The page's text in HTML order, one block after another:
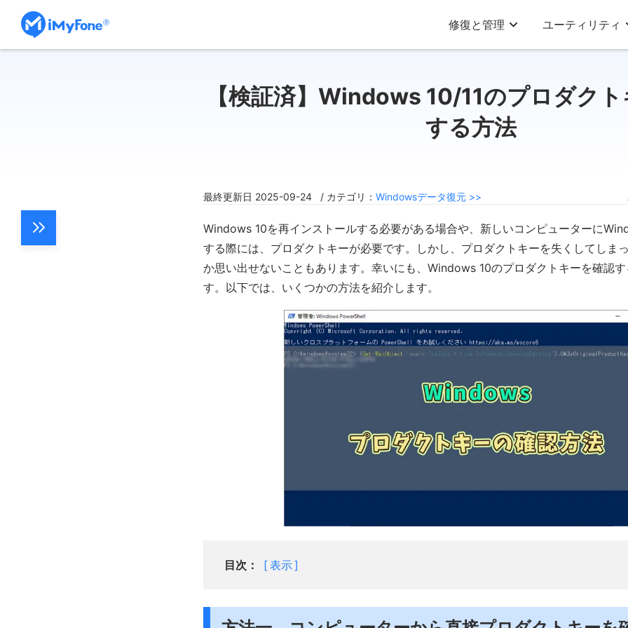
修復と管理 ユーティリティ
【検証済】Windows 10/11のプロダク
する方法
最終更新日 2025-09-24 / カテゴリ： Windowsデータ復元 >>
Windows 10を再インストールする必要がある場合や、新しいコンピューターに
する際には、プロダクトキーが必要です。しかし、プロダクトキーを失くしてしま
か思い出せないこともあります。幸いにも、Windows 10のプロダクトキーを確認
す。以下では、いくつかの方法を紹介します。
目次： 表示